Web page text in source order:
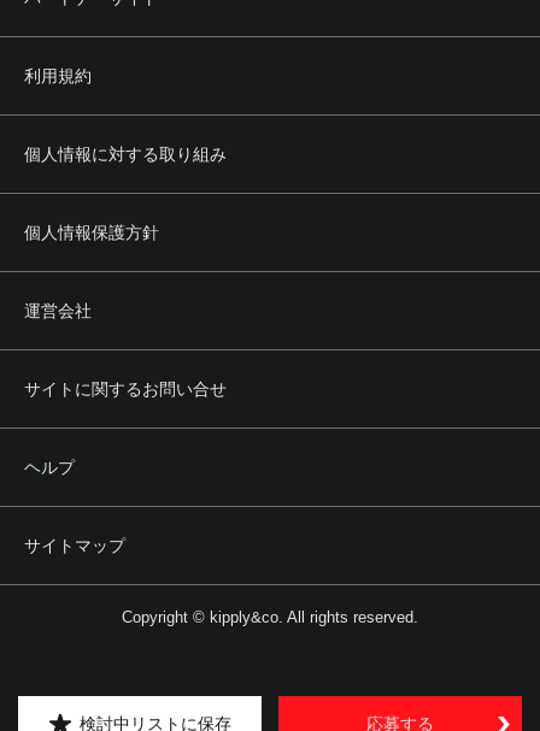
検討中リストに保存 応募する
利用規約
個人情報に対する取り組み
個人情報保護方針
運営会社
サイトに関するお問い合せ
ヘルプ
サイトマップ
Copyright © kipply&co. All rights reserved.